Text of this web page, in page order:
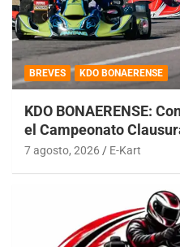
BREVES KDO BONAERENSE
KDO BONAERENSE:
el Campeonato
7 agosto, 2026 E-Kart